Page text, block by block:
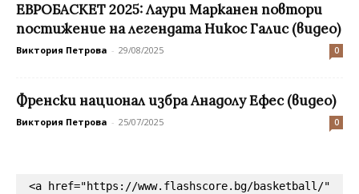
EВРОБАСКЕТ 2025: Лаури Марканен повтори
постижение на легендата Никос Галис (видео)
Виктория Петрова - 29/08/2025 0
Френски национал избра Анадолу Ефес (видео)
Виктория Петрова - 25/07/2025 0
<a href="https://www.flashscore.bg/basketball/"